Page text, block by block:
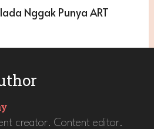
Nggak Punya ART
creator. Content editor.